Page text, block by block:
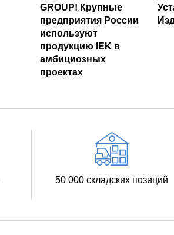
GROUP! Крупные
предприятия России
используют
продукцию IEK в
амбициозных
проектах
50 000 складских позиций